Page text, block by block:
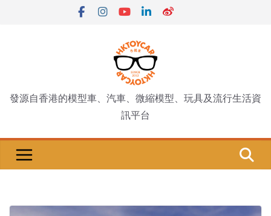
發源自香港的模型車、汽車、微縮模型、玩具及流行生活資
訊平台